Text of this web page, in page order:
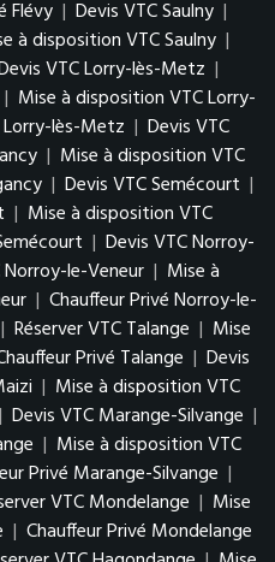
Flévy | Devis VTC Saulny |
à disposition VTC Saulny |
VTC Lorry-lès-Metz |
| Mise à disposition VTC Lorry-
Lorry-lès-Metz | Devis VTC
| Mise à disposition VTC
| Devis VTC Semécourt |
| Mise à disposition VTC
| Devis VTC Norroy-
Norroy-le-Veneur | Mise à
| Chauffeur Privé Norroy-le-
| Réserver VTC Talange | Mise
Privé Talange | Devis
| Mise à disposition VTC
| Devis VTC Marange-Silvange |
| Mise à disposition VTC
Privé Marange-Silvange |
VTC Mondelange | Mise
| Chauffeur Privé Mondelange